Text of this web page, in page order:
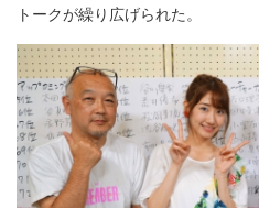
トークが繰り広げられた。